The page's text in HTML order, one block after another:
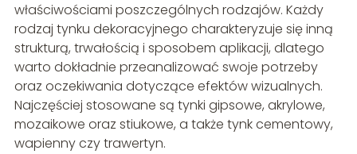
właściwościami poszczególnych rodzajów. Każdy
rodzaj tynku dekoracyjnego charakteryzuje się inną
strukturą, trwałością i sposobem aplikacji, dlatego
warto dokładnie przeanalizować swoje potrzeby
oraz oczekiwania dotyczące efektów wizualnych.
Najczęściej stosowane są tynki gipsowe, akrylowe,
mozaikowe oraz stiukowe, a także tynk cementowy,
wapienny czy trawertyn.